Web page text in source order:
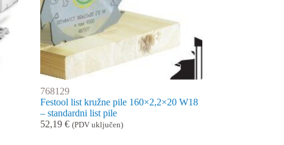
768129
Festool list kružne pile 160×2,2×20 W18
– standardni list pile
52,19€ (PDV uključen)